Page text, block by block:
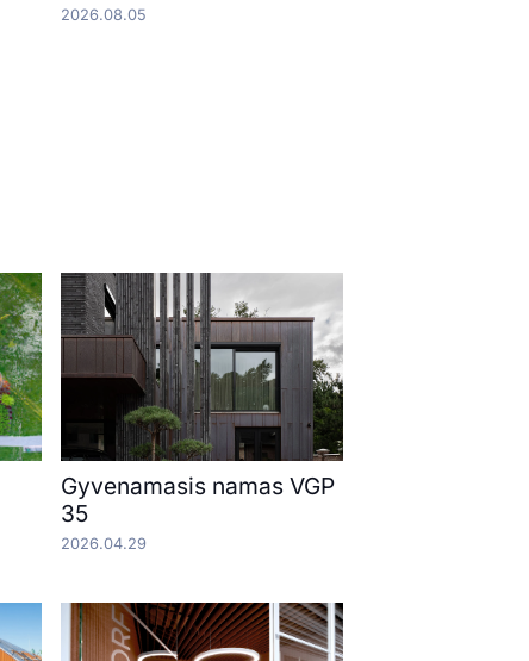
2026.08.05
Gyvenamasis namas VGP
35
2026.04.29